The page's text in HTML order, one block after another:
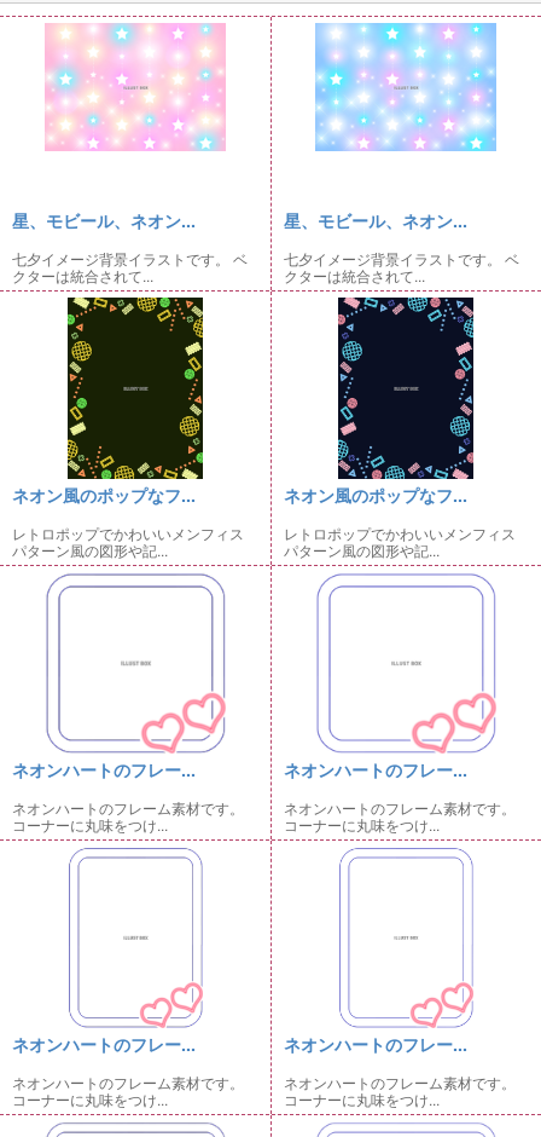
星、モビール、ネオン...
七夕イメージ背景イラストです。 ベ
クターは統合されて...
星、モビール、ネオン...
七夕イメージ背景イラストです。 ベ
クターは統合されて...
ネオン風のポップなフ...
レトロポップでかわいいメンフィス
パターン風の図形や記...
ネオン風のポップなフ...
レトロポップでかわいいメンフィス
パターン風の図形や記...
ネオンハートのフレー...
ネオンハートのフレーム素材です。
コーナーに丸味をつけ...
ネオンハートのフレー...
ネオンハートのフレーム素材です。
コーナーに丸味をつけ...
ネオンハートのフレー...
ネオンハートのフレーム素材です。
コーナーに丸味をつけ...
ネオンハートのフレー...
ネオンハートのフレーム素材です。
コーナーに丸味をつけ...